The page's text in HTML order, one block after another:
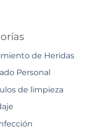
de Heridas
Personal
de limpieza